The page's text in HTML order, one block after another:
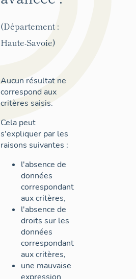
(Département :
Haute-Savoie)
Aucun résultat ne
correspond aux
critères saisis.
Cela peut
s'expliquer par les
raisons suivantes :
l'absence de
données
correspondant
aux critères,
l'absence de
droits sur les
données
correspondant
aux critères,
une mauvaise